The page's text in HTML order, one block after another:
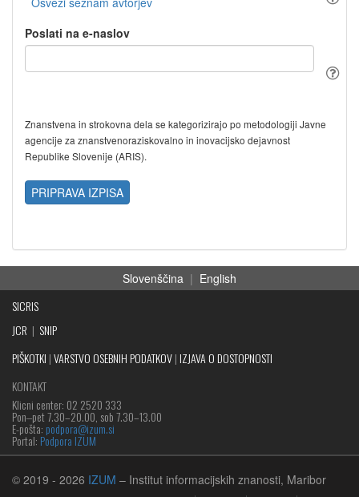
Poslati na e-naslov
Znanstvena in strokovna dela se kategorizirajo po metodologiji Javne
agencije za znanstvenoraziskovalno in inovacijsko dejavnost
Republike Slovenije (ARIS).
PRIPRAVA IZPISA
Slovenščina | English
SICRIS
JCR | SNIP
PIŠKOTKI |VARSTVO OSEBNIH PODATKOV| IZJAVA O DOSTOPNOSTI
KONTAKT
Klicni center: 02 2520 333
Pon‒pet 7.30–20.00, sob 7.30–13.00
E-pošta: podpora@izum.si
Portal: Podpora IZUM
© 2019 - 2026 IZUM – Institut informacijskih znanosti, Maribor